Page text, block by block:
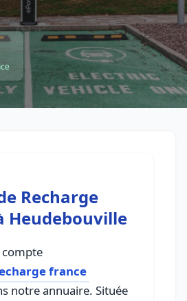
Recharge
Heudebouville
france
notre annuaire. Située